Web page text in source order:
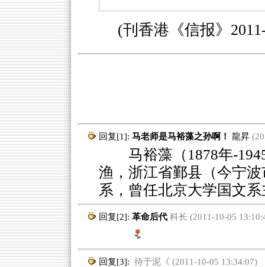
(刊香港《信报》
回复[1]: 马老师是马裕藻之孙啊！ 龍昇
马裕藻（1878年-1945
渔，浙江省鄞县（今宁
系，曾任北京大学国文
回复[2]: 革命后代 科长 (2011-10-05
回复[3]: 待于泥《 (2011-10-05 13:34:07)